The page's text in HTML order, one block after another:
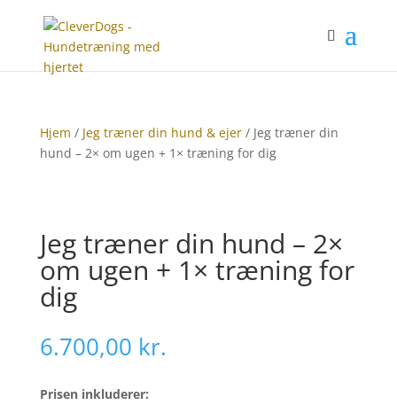
Hjem / Jeg træner din hund & ejer/ Jeg træner din
hund – 2× om ugen + 1× træning for dig
Jeg træner din hund – 2×
om ugen + 1× træning for
dig
6.700,00 kr.
Prisen inkluderer: